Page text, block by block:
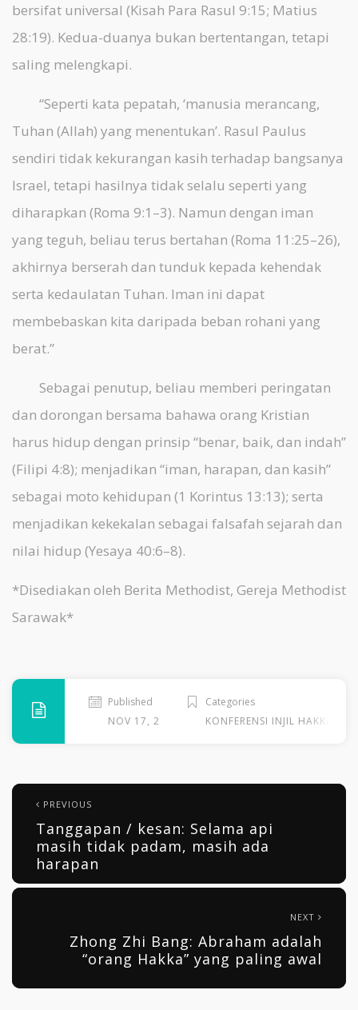
bersifat universal (Kisah Para Rasul 9:15; Matius
28:19). Kedua-duanya bukan bertentangan, tetapi
saling melengkapi.
“Seperti kata pepatah, ‘manusia merancang,
Tuhan (Allah) yang menentukan’. Rasul Paulus
sendiri tidak kekurangan kasih terhadap bangsanya
Israel, tetapi hasilnya tidak selalu seperti yang
diharapkan (Roma 9:1–3). Namun dengan iman
yang teguh, beliau terus bertahan (Roma 11:25–26),
akhirnya berserah dan tunduk kepada kehendak
serta kedaulatan Tuhan. Iman ini dapat
membebaskan kita daripada beban rohani yang
berat.”
Sebagai penutup, beliau memberi peringatan
dan dorongan bersama bahawa orang Kristian
harus hidup dengan prinsip “benar, baik, dan indah”
(Filipi 4:8); menjadikan “iman, harapan, dan kasih”
sebagai moto kehidupan (1 Korintus 13:13); serta
menjadikan kekekalan sebagai falsafah sejarah dan
nilai hidup (Yesaya 40:6–8).
*Disediakan oleh Berita Methodist, Gereja Methodist
Sarawak*
Published
NOV 17, 2013
Categories
KONFERENSI INJIL HAKKA
PREVIOUS
Tanggapan / kesan: Selama api
masih tidak padam, masih ada
harapan
NEXT
Zhong Zhi Bang: Abraham adalah
“orang Hakka” yang paling awal